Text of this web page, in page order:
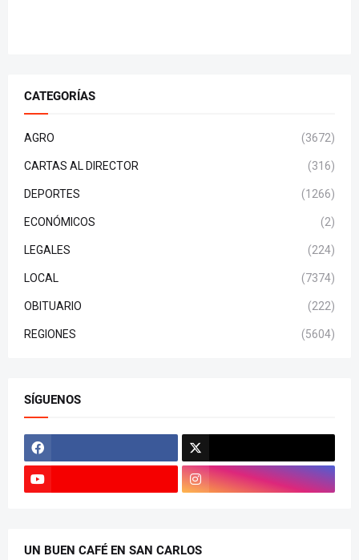
CATEGORÍAS
AGRO (3672)
CARTAS AL DIRECTOR (316)
DEPORTES (1266)
ECONÓMICOS (2)
LEGALES (224)
LOCAL (7374)
OBITUARIO (222)
REGIONES (5604)
SÍGUENOS
UN BUEN CAFÉ EN SAN CARLOS